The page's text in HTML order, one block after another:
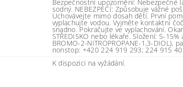
Bezpečnostní upozornění: Nebezpečné
sodný. NEBEZPEČÍ: Způsobuje vážné
Uchovávejte mimo dosah dětí. První
vyplachujte vodou. Vyjměte kontaktní
snadno. Pokračujte ve vyplachování.
STŘEDISKO nebo lékaře. Složení: 5-
BROMO-2-NITROPROPANE-1,3-DIOL),
nonstop: +420 224 919 293; 224 915
K dispozici na vyžádání.